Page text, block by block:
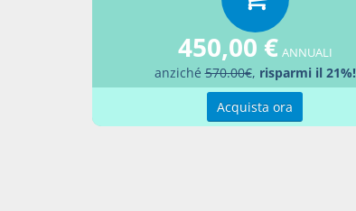
450,00 € ANNUALI
anziché570.00€, risparmi il 21%!
Acquista ora